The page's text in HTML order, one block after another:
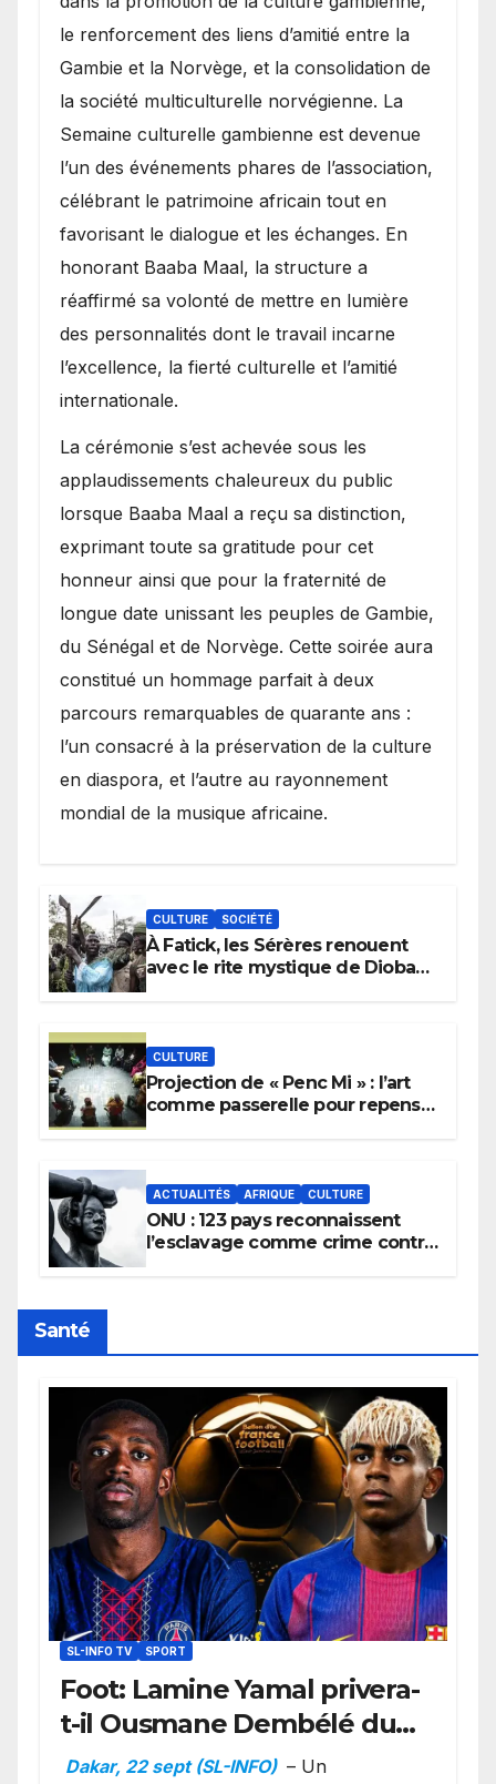
le renforcement des liens d’amitié entre la
Gambie et la Norvège, et la consolidation de
la société multiculturelle norvégienne. La
Semaine culturelle gambienne est devenue
l’un des événements phares de l’association,
célébrant le patrimoine africain tout en
favorisant le dialogue et les échanges. En
honorant Baaba Maal, la structure a
réaffirmé sa volonté de mettre en lumière
des personnalités dont le travail incarne
l’excellence, la fierté culturelle et l’amitié
internationale.
​La cérémonie s’est achevée sous les
applaudissements chaleureux du public
lorsque Baaba Maal a reçu sa distinction,
exprimant toute sa gratitude pour cet
honneur ainsi que pour la fraternité de
longue date unissant les peuples de Gambie,
du Sénégal et de Norvège. Cette soirée aura
constitué un hommage parfait à deux
parcours remarquables de quarante ans :
l’un consacré à la préservation de la culture
en diaspora, et l’autre au rayonnement
mondial de la musique africaine.
CULTURE SOCIÉTÉ
À Fatick, les Sérères renouent
avec le rite mystique de Diobaye
CULTURE
Projection de « Penc Mi » : l’art
comme passerelle pour repenser
ACTUALITÉS AFRIQUE CULTURE
ONU : 123 pays reconnaissent
l’esclavage comme crime contre
Santé
SL-INFO TV SPORT
Foot: Lamine Yamal privera-
t-il Ousmane Dembélé du
Ballon d’or ?
Dakar, 22 sept (SL-INFO) – Un